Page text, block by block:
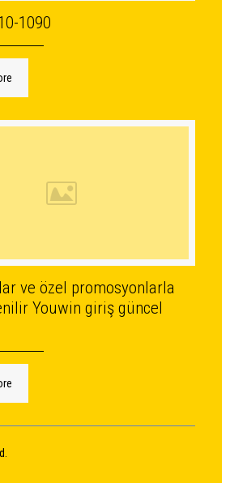
1090
ve özel promosyonlarla
Youwin giriş güncel